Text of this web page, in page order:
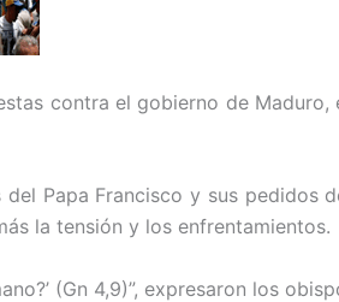
contra el gobierno de Maduro,
Papa Francisco y sus pedidos
la tensión y los enfrentamientos.
(Gn 4,9)”, expresaron los